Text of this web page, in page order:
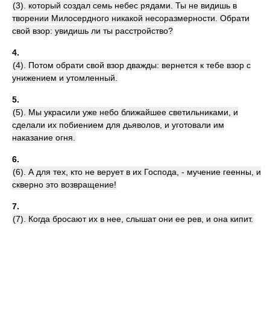
(3). который создал семь небес рядами. Ты не видишь в
творении Милосердного никакой несоразмерности. Обрати
свой взор: увидишь ли ты расстройство?
4.
(4). Потом обрати свой взор дважды: вернется к тебе взор с
унижением и утомленный.
5.
(5). Мы украсили уже небо ближайшее светильниками, и
сделали их побиением для дьяволов, и уготовали им
наказание огня.
6.
(6). А для тех, кто не верует в их Господа, - мучение геенны, и
скверно это возвращение!
7.
(7). Когда бросают их в нее, слышат они ее рев, и она кипит.